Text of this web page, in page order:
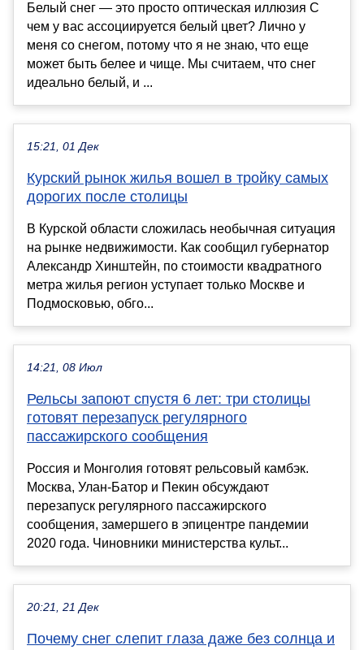
Белый снег — это просто оптическая иллюзия С
чем у вас ассоциируется белый цвет? Лично у
меня со снегом, потому что я не знаю, что еще
может быть белее и чище. Мы считаем, что снег
идеально белый, и ...
15:21, 01 Дек
Курский рынок жилья вошел в тройку самых
дорогих после столицы
В Курской области сложилась необычная ситуация
на рынке недвижимости. Как сообщил губернатор
Александр Хинштейн, по стоимости квадратного
метра жилья регион уступает только Москве и
Подмосковью, обго...
14:21, 08 Июл
Рельсы запоют спустя 6 лет: три столицы
готовят перезапуск регулярного
пассажирского сообщения
Россия и Монголия готовят рельсовый камбэк.
Москва, Улан-Батор и Пекин обсуждают
перезапуск регулярного пассажирского
сообщения, замершего в эпицентре пандемии
2020 года. Чиновники министерства культ...
20:21, 21 Дек
Почему снег слепит глаза даже без солнца и